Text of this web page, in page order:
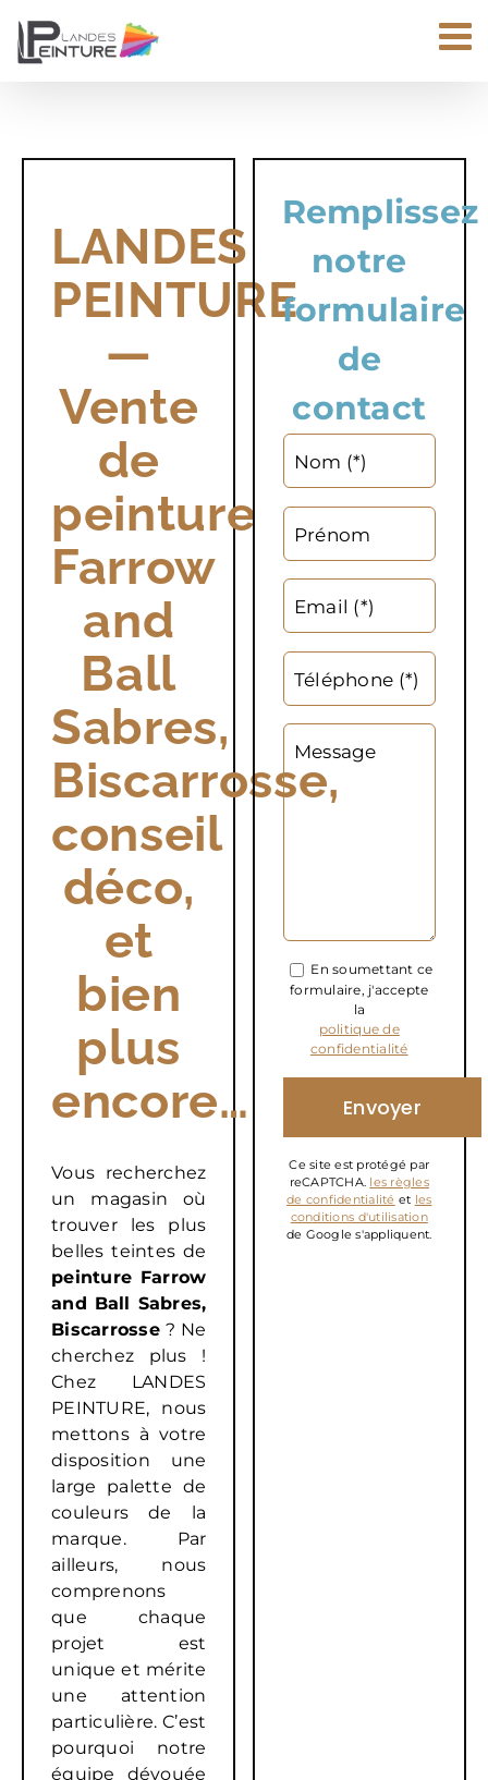
au
contenu
LANDES
PEINTURE
—
Vente
de
peinture
Farrow
and
Ball
Sabres,
Biscarrosse,
conseil
déco,
et
bien
plus
encore…
Vous recherchez
un magasin où
trouver les plus
belles teintes de
peinture Farrow
and Ball Sabres,
Biscarrosse? Ne
cherchez plus !
Chez LANDES
PEINTURE, nous
mettons à votre
disposition une
large palette de
couleurs de la
marque. Par
ailleurs, nous
comprenons
que chaque
projet est
unique et mérite
une attention
particulière. C’est
pourquoi notre
équipe dévouée
Remplissez
notre
formulaire
de
contact
Nom (*)
Prénom
Email (*)
Téléphone (*)
Message
En soumettant ce
formulaire, j'accepte
la
politique de
confidentialité
Ce site est protégé par
reCAPTCHA. les règles
de confidentialité et les
conditions d'utilisation
de Google s'appliquent.